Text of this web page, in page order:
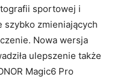
sportowej i
zmieniających
Nowa wersja
ulepszenie także
Magic6 Pro